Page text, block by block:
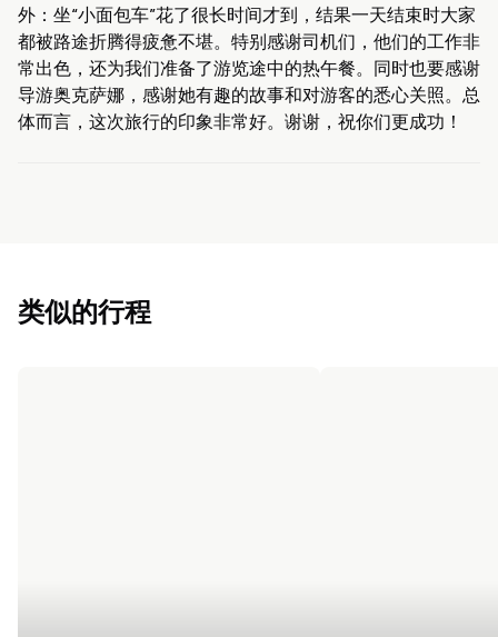
外：坐“小面包车”花了很长时间才到，结果一天结束时大家
都被路途折腾得疲惫不堪。特别感谢司机们，他们的工作非
常出色，还为我们准备了游览途中的热午餐。同时也要感谢
导游奥克萨娜，感谢她有趣的故事和对游客的悉心关照。总
体而言，这次旅行的印象非常好。谢谢，祝你们更成功！
类似的行程